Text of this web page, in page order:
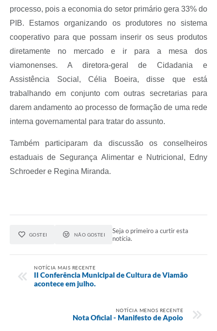
processo, pois a economia do setor primário gera 33% do
PIB. Estamos organizando os produtores no sistema
cooperativo para que possam inserir os seus produtos
diretamente no mercado e ir para a mesa dos
viamonenses. A diretora-geral de Cidadania e
Assistência Social, Célia Boeira, disse que está
trabalhando em conjunto com outras secretarias para
darem andamento ao processo de formação de uma rede
interna governamental para tratar do assunto.
Também participaram da discussão os conselheiros
estaduais de Segurança Alimentar e Nutricional, Edny
Schroeder e Regina Miranda.
GOSTEI NÃO GOSTEI
Seja o primeiro a curtir esta
notícia.
NOTÍCIA MAIS RECENTE
II Conferência Municipal de Cultura de Viamão
acontece em julho.
NOTÍCIA MENOS RECENTE
Nota Oficial - Manifesto de Apoio